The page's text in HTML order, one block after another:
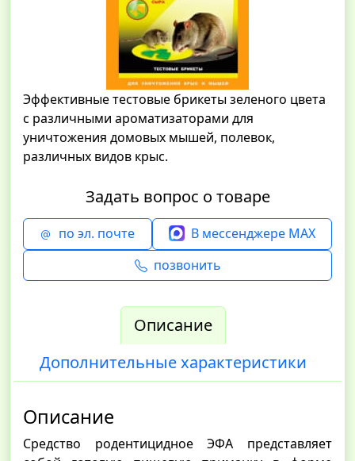
Эффективные тестовые брикеты зеленого цвета
с различными ароматизаторами для
уничтожения домовых мышей, полевок,
различных видов крыс.
Задать вопрос о товаре
по эл. почте
В мессенджере MAX
позвонить
Описание
Дополнительные характеристики
Описание
Средство родентицидное ЭФА представляет